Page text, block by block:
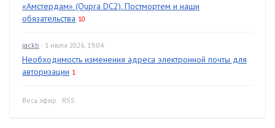
«Амстердам» (Qupra DC2). Постмортем и наши
обязательства 10
jackb · 1 июля 2026, 19:04
Необходимость изменения адреса электронной почты для
авторизации 1
Весь эфир · RSS